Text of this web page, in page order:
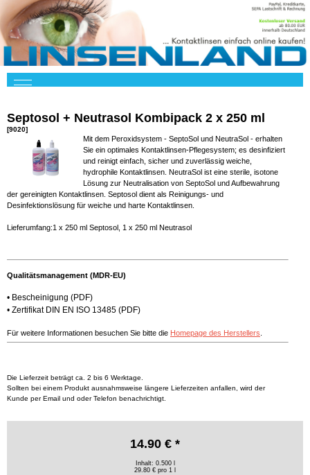
Septosol + Neutrasol Kombipack 2 x 250 ml
[9020]
Mit dem Peroxidsystem - SeptoSol und NeutraSol - erhalten
Sie ein optimales Kontaktlinsen-Pflegesystem; es desinfiziert
und reinigt einfach, sicher und zuverlässig weiche,
hydrophile Kontaktlinsen. NeutraSol ist eine sterile, isotone
Lösung zur Neutralisation von SeptoSol und Aufbewahrung
der gereinigten Kontaktlinsen. Septosol dient als Reinigungs- und
Desinfektionslösung für weiche und harte Kontaktlinsen.
Lieferumfang:1 x 250 ml Septosol, 1 x 250 ml Neutrasol
Qualitätsmanagement (MDR-EU)
• Bescheinigung (PDF)
• Zertifikat DIN EN ISO 13485 (PDF)
Für weitere Informationen besuchen Sie bitte die Homepage des Herstellers
Die Lieferzeit beträgt ca. 2 bis 6 Werktage.
Sollten bei einem Produkt ausnahmsweise längere Lieferzeiten anfallen, wird der
Kunde per Email und oder Telefon benachrichtigt.
14.90 € *
Inhalt: 0.500 l
29.80 € pro 1 l